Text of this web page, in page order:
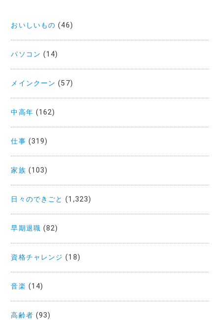
おいしいもの (46)
パソコン (14)
メインクーン (57)
中高年 (162)
仕事 (319)
家族 (103)
日々のできごと (1,323)
早期退職 (82)
資格チャレンジ (18)
音楽 (14)
高齢者 (93)